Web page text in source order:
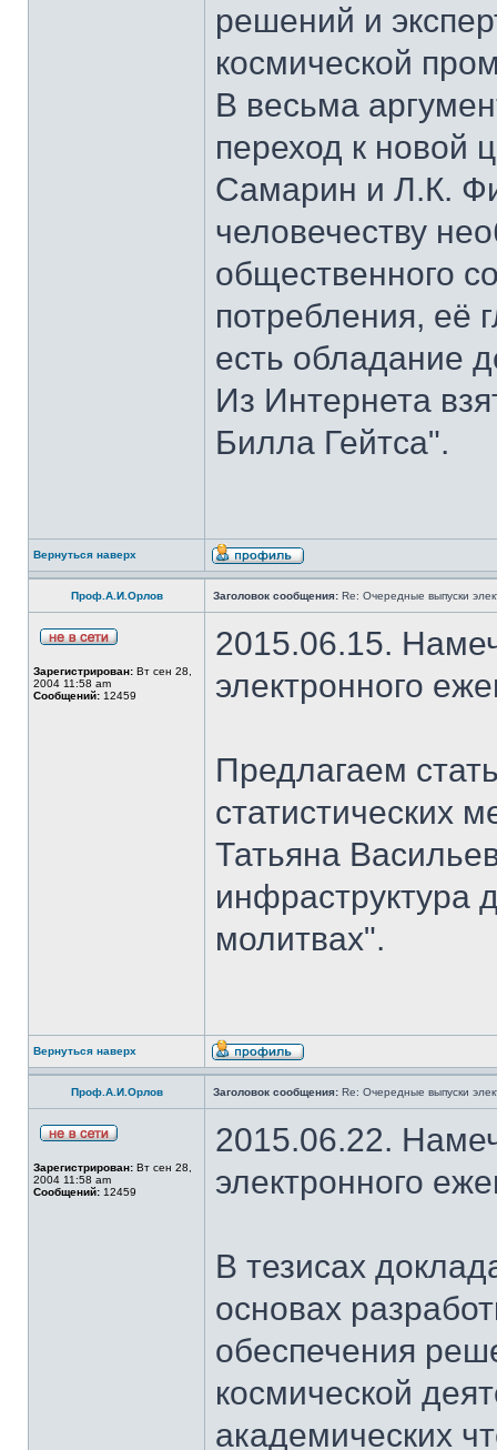
решений и
космической
В весьма
переход к новой
Самарин и Л.К.
человечеству
общественного
потребления, её
есть обладание
Из Интернета
Билла Гейтса".
Вернуться наверх
Проф.А.И.Орлов Заголовок сообщения: Re: Очередные выпуски
Зарегистрирован: Вт сен 28,
2004 11:58 am
Сообщений: 12459
2015.06.15.
электронного
Предлагаем
статистических
Татьяна
инфраструктура
молитвах".
Вернуться наверх
Проф.А.И.Орлов Заголовок сообщения: Re: Очередные выпуски
Зарегистрирован: Вт сен 28,
2004 11:58 am
Сообщений: 12459
2015.06.22.
электронного
В тезисах
основах
обеспечения
космической
академических